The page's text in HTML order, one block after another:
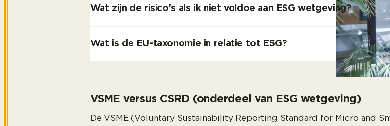
Wat zijn de risico's als ik niet voldoe aan ESG wetgeving?
Wat is de EU-taxonomie in relatie tot ESG?
VSME versus CSRD (onderdeel van ESG wetgeving)
De VSME (Voluntary Sustainability Reporting Standard for Micro and